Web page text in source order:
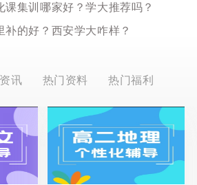
课集训哪家好？学大推荐吗？
补的好？西安学大咋样？
讯 热门资料 热门福利